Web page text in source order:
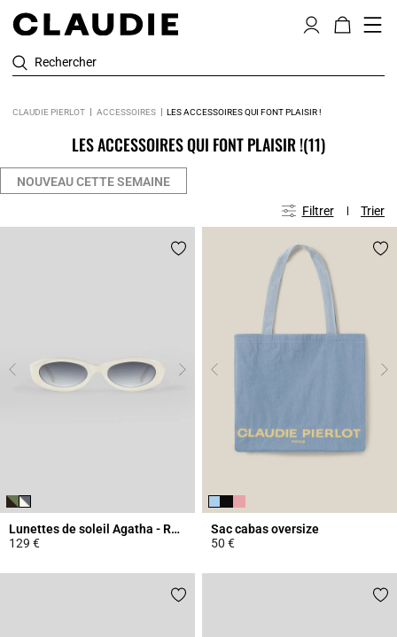
Rechercher
CLAUDIE PIERLOT ACCESSOIRES LES ACCESSOIRES QUI FONT PLAISIR !
LES ACCESSOIRES QUI FONT PLAISIR !(11)
NOUVEAU CETTE SEMAINE
Filtrer Trier
Lunettes de soleil Agatha - Rendel
129 €
Sac cabas oversize
50 €